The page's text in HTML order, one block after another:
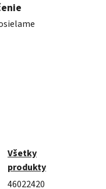
Všetky
produkty
46022420